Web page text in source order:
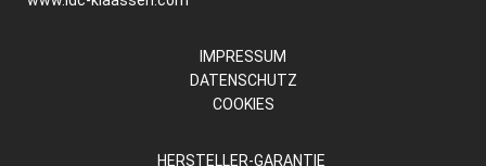
IMPRESSUM
DATENSCHUTZ
COOKIES
HERSTELLER-GARANTIE